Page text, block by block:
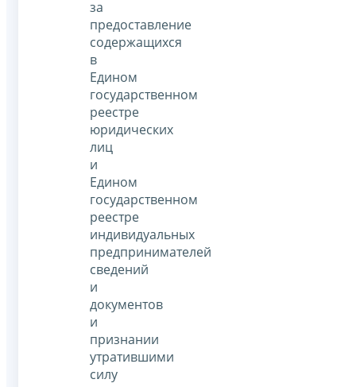
за
предоставление
содержащихся
в
Едином
государственном
реестре
юридических
лиц
и
Едином
государственном
реестре
индивидуальных
предпринимателей
сведений
и
документов
и
признании
утратившими
силу